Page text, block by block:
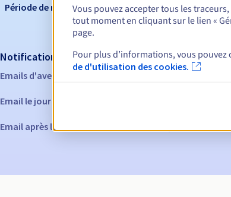
Période de rédemption
Notifications automatiques :
Emails d'avertissement :
Email le jour de l'expiration pour notification de la
Email après la Redemption Grace Period pour
Vous pouvez accepter tous les
tout moment en cliquant sur le lien «
page.
Pour plus d’informations, vous
de d'utilisation des cookies.